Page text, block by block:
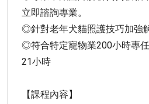
立即諮詢專業。
◎針對老年犬貓照護技巧加強
◎符合特定寵物業200小時專
21小時
【課程內容】